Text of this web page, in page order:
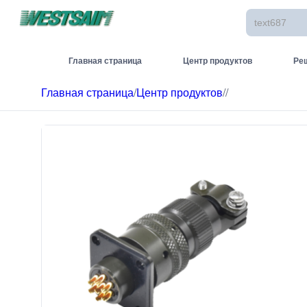
Главная страница Центр продуктов
Главная страница/Центр продуктов//